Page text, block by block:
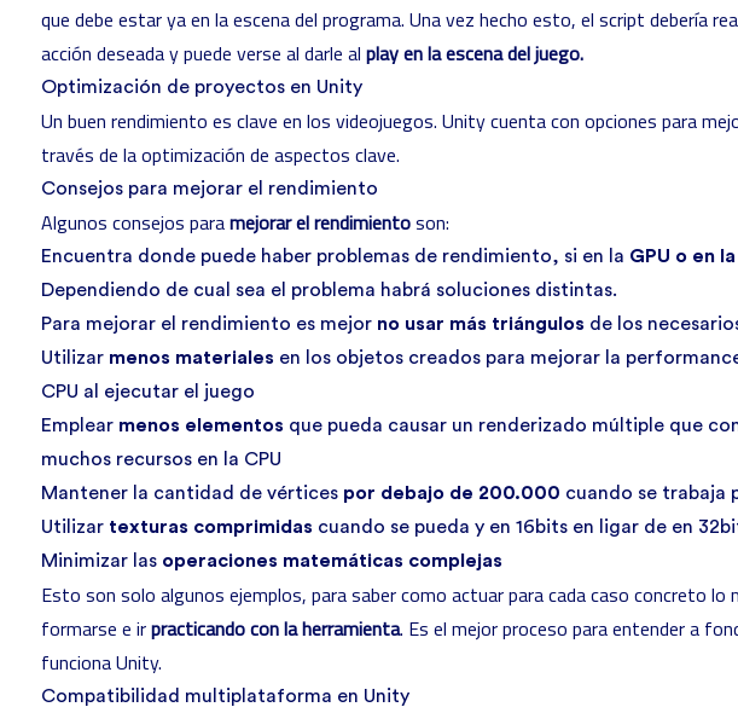
que debe estar ya en la escena del programa. Una vez hecho esto, el script debería
acción deseada y puede verse al darle al play en la escena del juego.
Optimización de proyectos en Unity
Un buen rendimiento es clave en los videojuegos. Unity cuenta con opciones para
través de la optimización de aspectos clave.
Consejos para mejorar el rendimiento
Algunos consejos paramejorar el rendimientoson:
Encuentra donde puede haber problemas de rendimiento, si en la GPU o en la
Dependiendo de cual sea el problema habrá soluciones distintas.
Para mejorar el rendimiento es mejor no usar más triángulos de los
Utilizar menos materiales en los objetos creados para mejorar la
CPU al ejecutar el juego
Emplear menos elementos que pueda causar un renderizado múltiple que
muchos recursos en la CPU
Mantener la cantidad de vértices por debajo de 200.000 cuando se trabaja
Utilizar texturas comprimidas cuando se pueda y en 16bits en ligar de en
Minimizar las operaciones matemáticas complejas
Esto son solo algunos ejemplos, para saber como actuar para cada caso concreto lo
formarse e irpracticando con la herramienta. Es el mejor proceso para entender a
funciona Unity.
Compatibilidad multiplataforma en Unity